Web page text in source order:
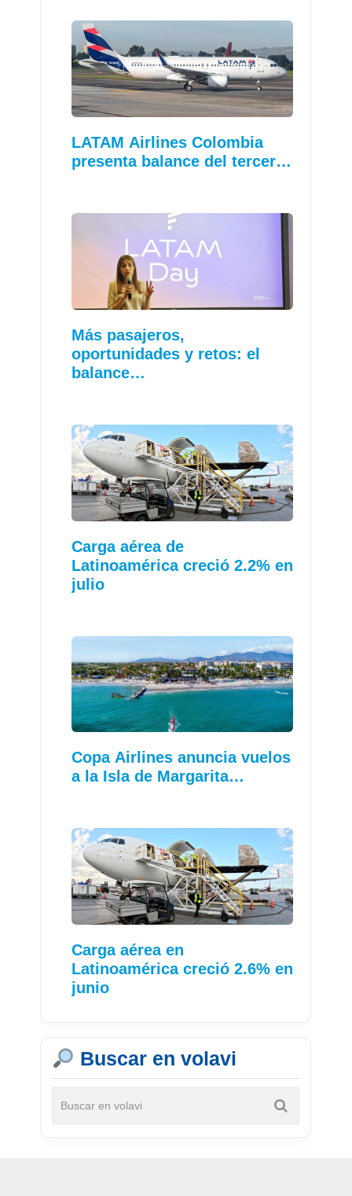
LATAM Airlines Colombia
presenta balance del tercer…
Más pasajeros,
oportunidades y retos: el
balance…
Carga aérea de
Latinoamérica creció 2.2% en
julio
Copa Airlines anuncia vuelos
a la Isla de Margarita…
Carga aérea en
Latinoamérica creció 2.6% en
junio
Buscar en volavi